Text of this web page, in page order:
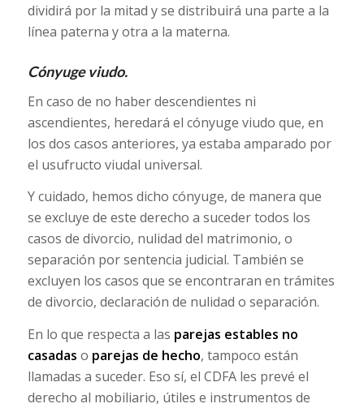
dividirá por la mitad y se distribuirá una parte a la
línea paterna y otra a la materna.
Cónyuge viudo.
En caso de no haber descendientes ni
ascendientes, heredará el cónyuge viudo que, en
los dos casos anteriores, ya estaba amparado por
el usufructo viudal universal.
Y cuidado, hemos dicho cónyuge, de manera que
se excluye de este derecho a suceder todos los
casos de divorcio, nulidad del matrimonio, o
separación por sentencia judicial. También se
excluyen los casos que se encontraran en trámites
de divorcio, declaración de nulidad o separación.
En lo que respecta a las parejas estables no
casadas o parejas de hecho, tampoco están
llamadas a suceder. Eso sí, el CDFA les prevé el
derecho al mobiliario, útiles e instrumentos de